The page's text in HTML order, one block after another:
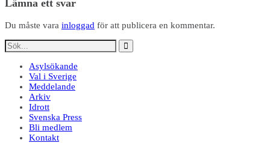
Lämna ett svar
Du måste vara inloggad för att publicera en kommentar.
Asylsökande
Val i Sverige
Meddelande
Arkiv
Idrott
Svenska Press
Bli medlem
Kontakt